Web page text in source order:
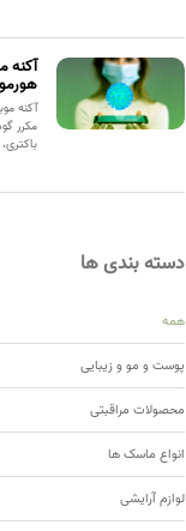
آکنه
آکنه
مکرر
دسته بندی ها
همه
پوست و مو و زیبایی
محصولات مراقبتی
انواع ماسک ها
لوازم آرایشی